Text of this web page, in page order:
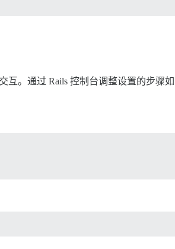
互。通过 Rails 控制台调整设置的步骤如